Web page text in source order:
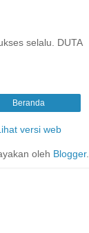
selalu. DUTA
Beranda
versi web
oleh Blogger.